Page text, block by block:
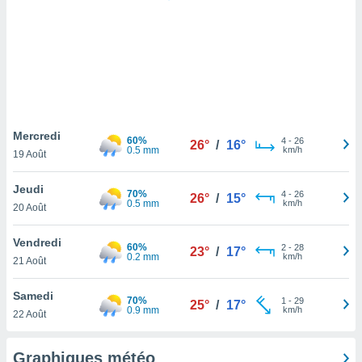
notre
que
et que
Mercredi
19 Août
60%
0.5 mm
26° / 16° 4- 26
km/h
Jeudi
20 Août
70%
0.5 mm
26° / 15° 4- 26
km/h
Vendredi
21 Août
60%
0.2 mm
23° / 17° 2- 28
km/h
Samedi
22 Août
70%
0.9 mm
25° / 17° 1 - 29
km/h
Graphiques météo